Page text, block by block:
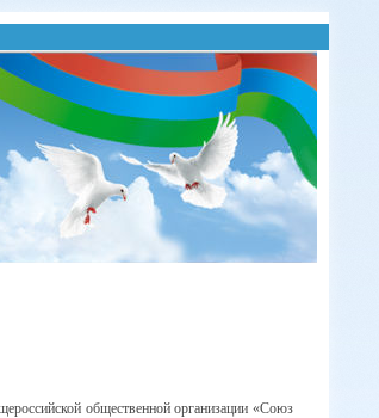
общественной организации «Союз